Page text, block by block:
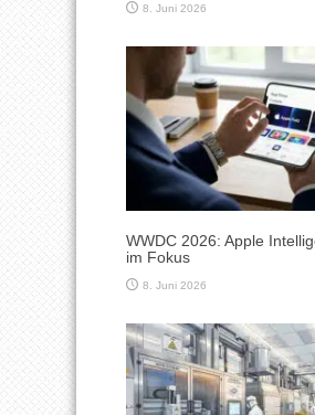
8. Juni 2026
WWDC 2026: Apple
im Fokus
8. Juni 2026